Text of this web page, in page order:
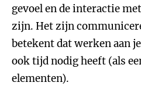
gevoel en de interactie
zijn. Het zijn
betekent dat werken aan
ook tijd nodig heeft (als
elementen).